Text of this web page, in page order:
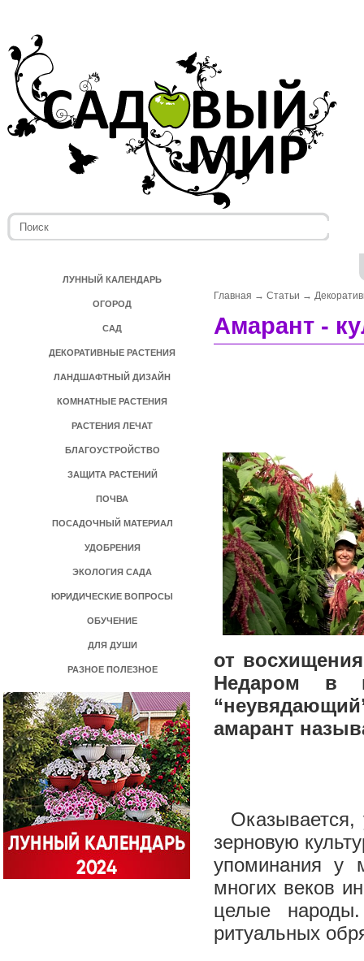
ЛУННЫЙ КАЛЕНДАРЬ
ОГОРОД
САД
ДЕКОРАТИВНЫЕ РАСТЕНИЯ
ЛАНДШАФТНЫЙ ДИЗАЙН
КОМНАТНЫЕ РАСТЕНИЯ
РАСТЕНИЯ ЛЕЧАТ
БЛАГОУСТРОЙСТВО
ЗАЩИТА РАСТЕНИЙ
ПОЧВА
ПОСАДОЧНЫЙ МАТЕРИАЛ
УДОБРЕНИЯ
ЭКОЛОГИЯ САДА
ЮРИДИЧЕСКИЕ ВОПРОСЫ
ОБУЧЕНИЕ
ДЛЯ ДУШИ
РАЗНОЕ ПОЛЕЗНОЕ
Главная → Статьи →
Амарант -
от
Недаром в
амарант
Оказывается,
зерновую
упоминания у
многих веков
целые
ритуальных